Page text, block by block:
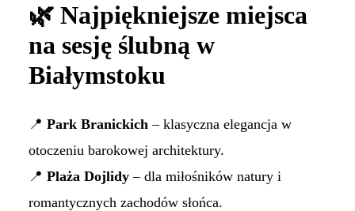
🌿 Najpiękniejsze miejsca
na sesję ślubną w
Białymstoku
📍 Park Branickich– klasyczna elegancja w
otoczeniu barokowej architektury.
📍 Plaża Dojlidy– dla miłośników natury i
romantycznych zachodów słońca.